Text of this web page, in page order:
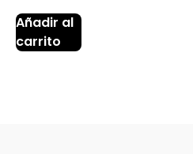
Añadir al
carrito